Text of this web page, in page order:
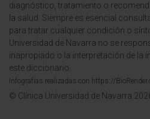
diagnóstico, tratamiento o
la salud. Siempre es esencial
para tratar cualquier condición o
Universidad de Navarra no se
inapropiado o la interpretación de la
este diccionario.
Infografías realizadas con https://
© Clínica Universidad de Navarra